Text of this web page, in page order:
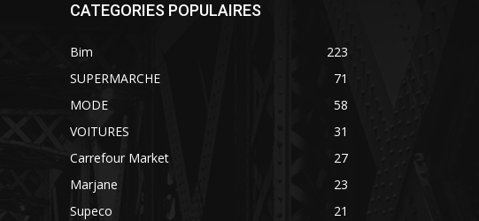
CATEGORIES POPULAIRES
Bim
223
SUPERMARCHE
71
MODE
58
VOITURES
31
Carrefour Market
27
Marjane
23
Supeco
21